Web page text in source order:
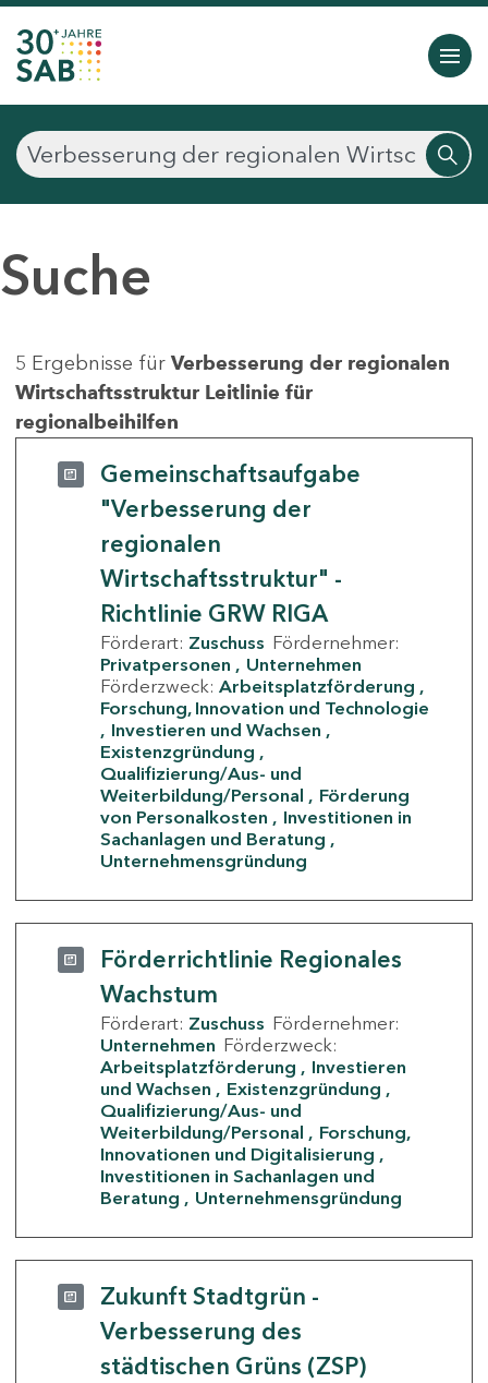
Suche
5 Ergebnisse für Verbesserung der regionalen
Wirtschaftsstruktur Leitlinie für
regionalbeihilfen
Gemeinschaftsaufgabe
"Verbesserung der
regionalen
Wirtschaftsstruktur" -
Richtlinie GRW RIGA
Förderart: Zuschuss Fördernehmer:
Privatpersonen
Unternehmen
Förderzweck: Arbeitsplatzförderung
Forschung, Innovation und Technologie
Investieren und Wachsen
Existenzgründung
Qualifizierung/Aus- und
Weiterbildung/Personal
Förderung
von Personalkosten
Investitionen in
Sachanlagen und Beratung
Unternehmensgründung
Förderrichtlinie Regionales
Wachstum
Förderart: Zuschuss Fördernehmer:
Unternehmen Förderzweck:
Arbeitsplatzförderung
Investieren
und Wachsen
Existenzgründung
Qualifizierung/Aus- und
Weiterbildung/Personal
Forschung,
Innovationen und Digitalisierung
Investitionen in Sachanlagen und
Beratung
Unternehmensgründung
Zukunft Stadtgrün -
Verbesserung des
städtischen Grüns (ZSP)